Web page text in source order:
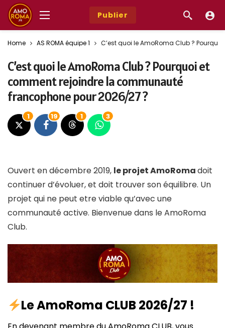
Publier
Home AS ROMA équipe 1 C’est quoi le AmoRoma Club ?
C’est quoi le AmoRoma Club ? Pourquoi et
comment rejoindre la communauté
francophone pour 2026/27 ?
1 19 1 3
Ouvert en décembre 2019, le projet AmoRomadoit
continuer d’évoluer, et doit trouver son équilibre. Un
projet qui ne peut etre viable qu’avec une
communauté active. Bienvenue dans le AmoRoma
Club.
Le AmoRoma CLUB 2026/27 !